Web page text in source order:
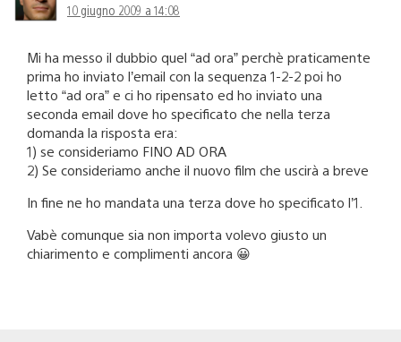
10 giugno 2009 a 14:08
Mi ha messo il dubbio quel “ad ora” perchè praticamente
prima ho inviato l’email con la sequenza 1-2-2 poi ho
letto “ad ora” e ci ho ripensato ed ho inviato una
seconda email dove ho specificato che nella terza
domanda la risposta era:
1) se consideriamo FINO AD ORA
2) Se consideriamo anche il nuovo film che uscirà a breve
In fine ne ho mandata una terza dove ho specificato l’1.
Vabè comunque sia non importa volevo giusto un
chiarimento e complimenti ancora 😀